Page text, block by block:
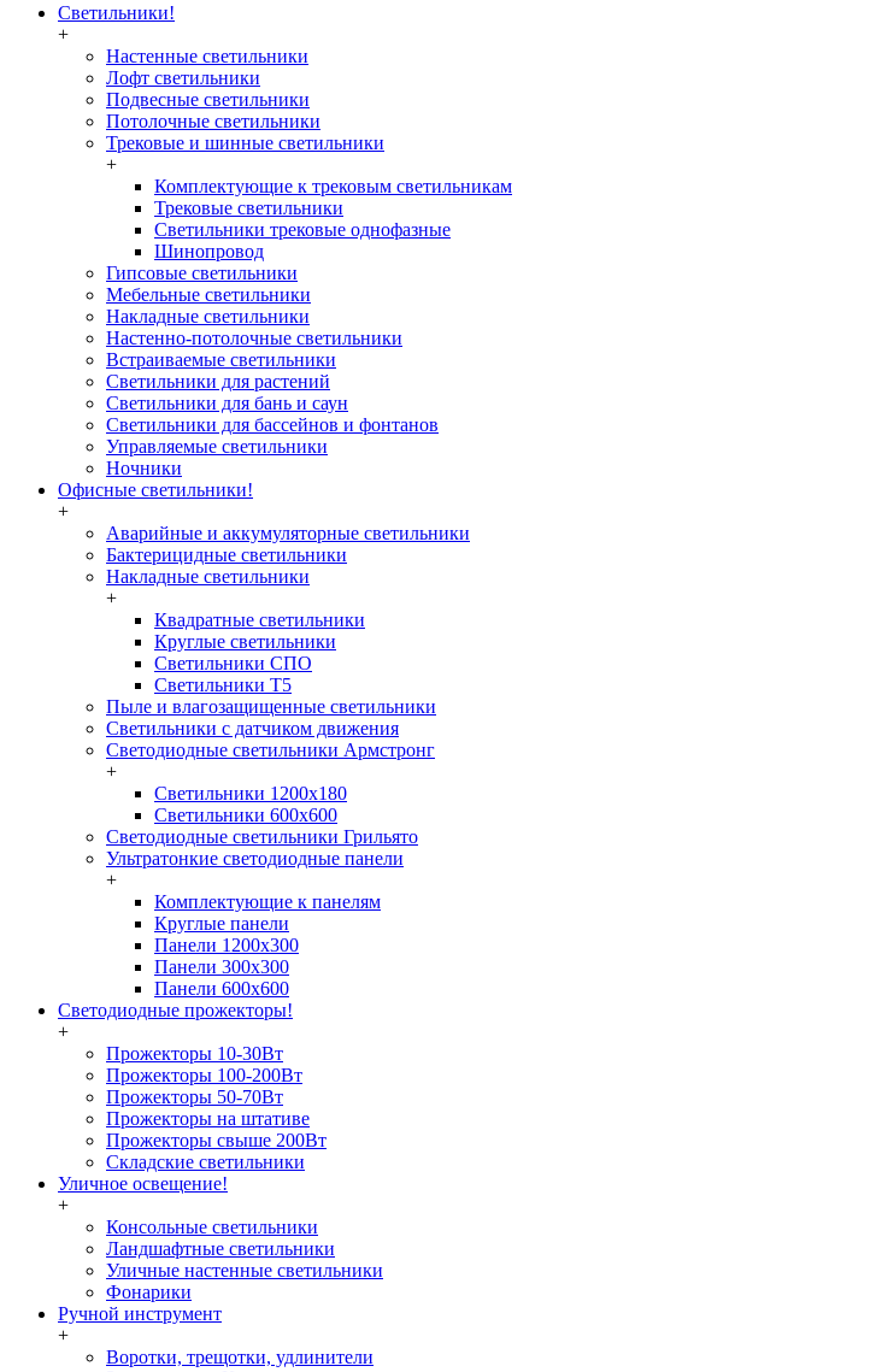
Светильники!
+
Настенные светильники
Лофт светильники
Подвесные светильники
Потолочные светильники
Трековые и шинные светильники
+
Комплектующие к трековым светильникам
Трековые светильники
Светильники трековые однофазные
Шинопровод
Гипсовые светильники
Мебельные светильники
Накладные светильники
Настенно-потолочные светильники
Встраиваемые светильники
Светильники для растений
Светильники для бань и саун
Светильники для бассейнов и фонтанов
Управляемые светильники
Ночники
Офисные светильники!
+
Аварийные и аккумуляторные светильники
Бактерицидные светильники
Накладные светильники
+
Квадратные светильники
Круглые светильники
Светильники СПО
Светильники Т5
Пыле и влагозащищенные светильники
Светильники с датчиком движения
Светодиодные светильники Армстронг
+
Светильники 1200х180
Светильники 600х600
Светодиодные светильники Грильято
Ультратонкие светодиодные панели
+
Комплектующие к панелям
Круглые панели
Панели 1200х300
Панели 300х300
Панели 600х600
Светодиодные прожекторы!
+
Прожекторы 10-30Вт
Прожекторы 100-200Вт
Прожекторы 50-70Вт
Прожекторы на штативе
Прожекторы свыше 200Вт
Складские светильники
Уличное освещение!
+
Консольные светильники
Ландшафтные светильники
Уличные настенные светильники
Фонарики
Ручной инструмент
+
Воротки, трещотки, удлинители